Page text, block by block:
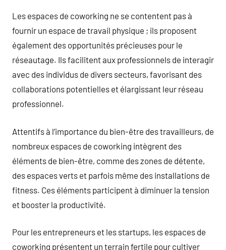
Les espaces de coworking ne se contentent pas à
fournir un espace de travail physique ; ils proposent
également des opportunités précieuses pour le
réseautage. Ils facilitent aux professionnels de interagir
avec des individus de divers secteurs, favorisant des
collaborations potentielles et élargissant leur réseau
professionnel.
Attentifs à l’importance du bien-être des travailleurs, de
nombreux espaces de coworking intègrent des
éléments de bien-être, comme des zones de détente,
des espaces verts et parfois même des installations de
fitness. Ces éléments participent à diminuer la tension
et booster la productivité.
Pour les entrepreneurs et les startups, les espaces de
coworking présentent un terrain fertile pour cultiver